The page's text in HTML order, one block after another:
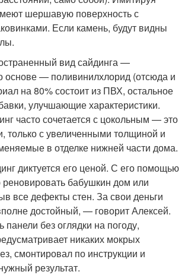
шершавую поверхность с
Если камень, будут видны
вид сайдинга —
основе — поливинилхлорид (отсюда и
на 80% состоит из ПВХ, остальное
улучшающие характеристики.
часто сочетается с цокольным — это
только с увеличенными толщиной и
в отделке нижней части дома.
диктуется его ценой. С его помощью
бабушкин дом или
все дефекты стен. За свои деньги
достойный, — говорит Алексей.
без оглядки на погоду,
никаких мокрых
смонтировал по инструкции и
результат.